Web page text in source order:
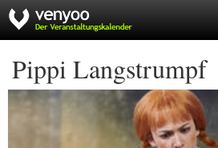
Pippi Langstrumpf